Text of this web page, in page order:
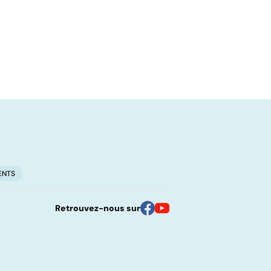
Retrouvez-nous sur